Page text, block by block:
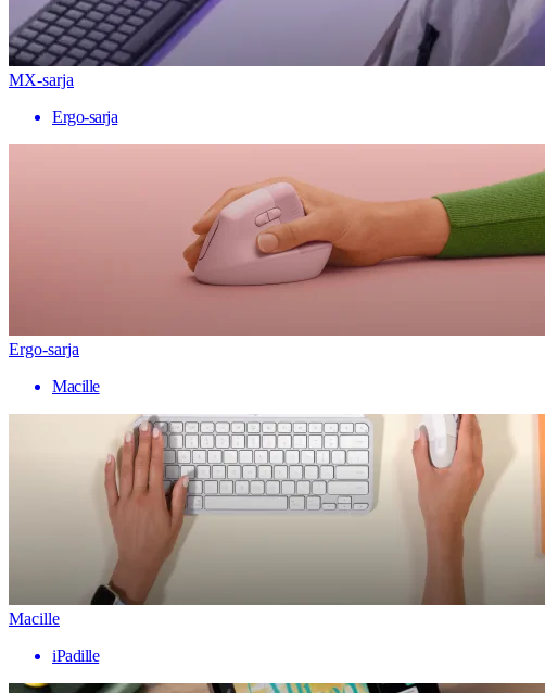
MX-sarja
Ergo-sarja
Ergo-sarja
Macille
Macille
iPadille